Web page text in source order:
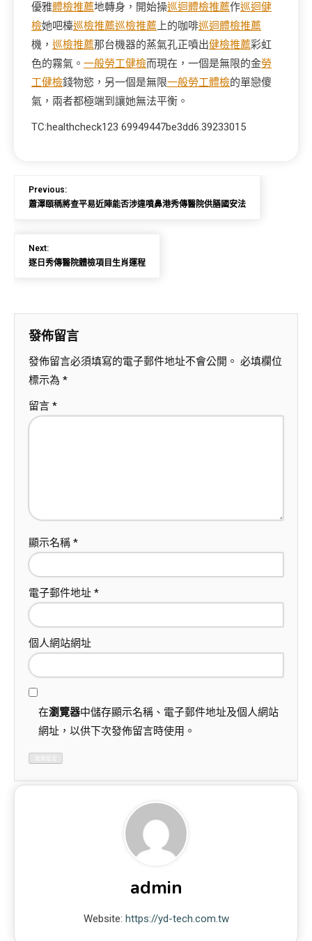
優雅體檢推薦地轉身，開始操巡迴體檢推薦作巡迴健
檢她吧檯巡檢推薦巡檢推薦 上的咖啡巡迴體檢推薦
機， 巡檢推薦那台機器的蒸氣孔正噴出健檢推薦彩虹
色的霧氣。 一般勞工健檢而現在，一個是無限的金勞
工健檢錢物慾，另一個是無限一般勞工體檢的單戀傻
氣，兩者都極端到讓她無法平衡。
TC:healthcheck123 69949447be3dd6.39233015
Previous:
蕭澤頤稱將查平易近陣能否涉違噴鼻港秀傳醫院供膳國安法
Next:
逐日秀傳醫院體檢項目生肖運程
發佈留言
發佈留言必須填寫的電子郵件地址不會公開。 必填欄位
標示為 *
留言 *
顯示名稱 *
電子郵件地址 *
個人網站網址
在瀏覽器中儲存顯示名稱、電子郵件地址及個人網站
網址，以供下次發佈留言時使用。
admin
Website: https://yd-tech.com.tw